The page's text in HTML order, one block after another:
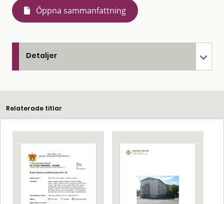
Öppna sammanfattning
Detaljer
Relaterade titlar